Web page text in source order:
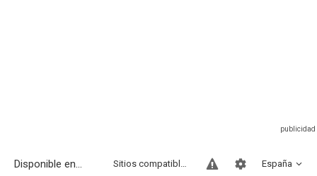
Disponible en... España
Sitios compatibles